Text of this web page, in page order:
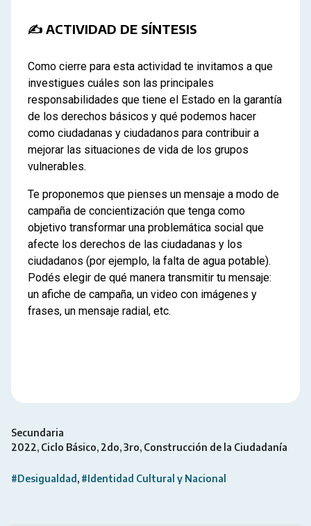
✍ ACTIVIDAD DE SÍNTESIS
Como cierre para esta actividad te invitamos a que
investigues cuáles son las principales
responsabilidades que tiene el Estado en la garantía
de los derechos básicos y qué podemos hacer
como ciudadanas y ciudadanos para contribuir a
mejorar las situaciones de vida de los grupos
vulnerables.
Te proponemos que pienses un mensaje a modo de
campaña de concientización que tenga como
objetivo transformar una problemática social que
afecte los derechos de las ciudadanas y los
ciudadanos (por ejemplo, la falta de agua potable).
Podés elegir de qué manera transmitir tu mensaje:
un afiche de campaña, un video con imágenes y
frases, un mensaje radial, etc.
Secundaria
2022 Ciclo Básico 2do 3ro Construcción de la Ciudadanía
#Desigualdad #Identidad Cultural y Nacional